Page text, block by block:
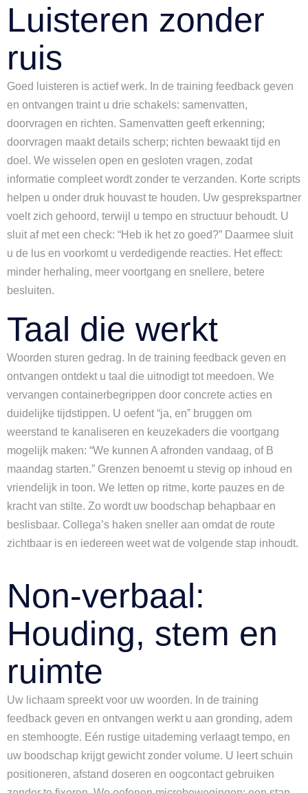
Luisteren zonder
ruis
Goed luisteren is actief werk. In de training feedback geven
en ontvangen traint u drie schakels: samenvatten,
doorvragen en richten. Samenvatten geeft erkenning;
doorvragen maakt details scherp; richten bewaakt tijd en
doel. We wisselen open en gesloten vragen, zodat
informatie compleet wordt zonder te verzanden. Korte scripts
helpen u onder druk houvast te houden. Uw gesprekspartner
voelt zich gehoord, terwijl u tempo en structuur behoudt. U
sluit af met een check: “Heb ik het zo goed?” Daarmee sluit
u de lus en voorkomt u verdedigende reacties. Het effect:
minder herhaling, meer voortgang en snellere, betere
besluiten.
Taal die werkt
Woorden sturen gedrag. In de training feedback geven en
ontvangen ontdekt u taal die uitnodigt tot meedoen. We
vervangen containerbegrippen door concrete acties en
duidelijke tijdstippen. U oefent “ja, en” bruggen om
weerstand te kanaliseren en keuzekaders die voortgang
mogelijk maken: “We kunnen A afronden vandaag, of B
maandag starten.” Grenzen benoemt u stevig op inhoud en
vriendelijk in toon. We letten op ritme, korte pauzes en de
kracht van stilte. Zo wordt uw boodschap behapbaar en
beslisbaar. Collega’s haken sneller aan omdat de route
zichtbaar is en iedereen weet wat de volgende stap inhoudt.
Non-verbaal:
Houding, stem en
ruimte
Uw lichaam spreekt voor uw woorden. In de training
feedback geven en ontvangen werkt u aan gronding, adem
en stemhoogte. Eén rustige uitademing verlaagt tempo, en
uw boodschap krijgt gewicht zonder volume. U leert schuin
positioneren, afstand doseren en oogcontact gebruiken